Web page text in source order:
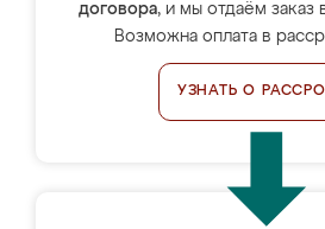
договора, и мы отдаём заказ
Возможна оплата в
УЗНАТЬ О